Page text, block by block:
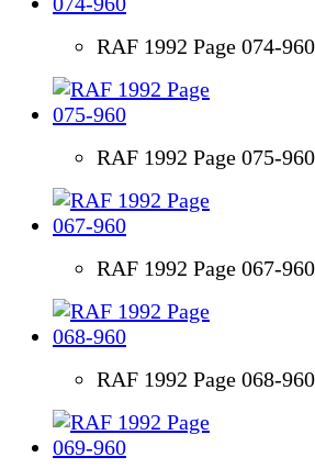
RAF 1992 Page 074-960
RAF 1992 Page 075-960
RAF 1992 Page 067-960
RAF 1992 Page 068-960